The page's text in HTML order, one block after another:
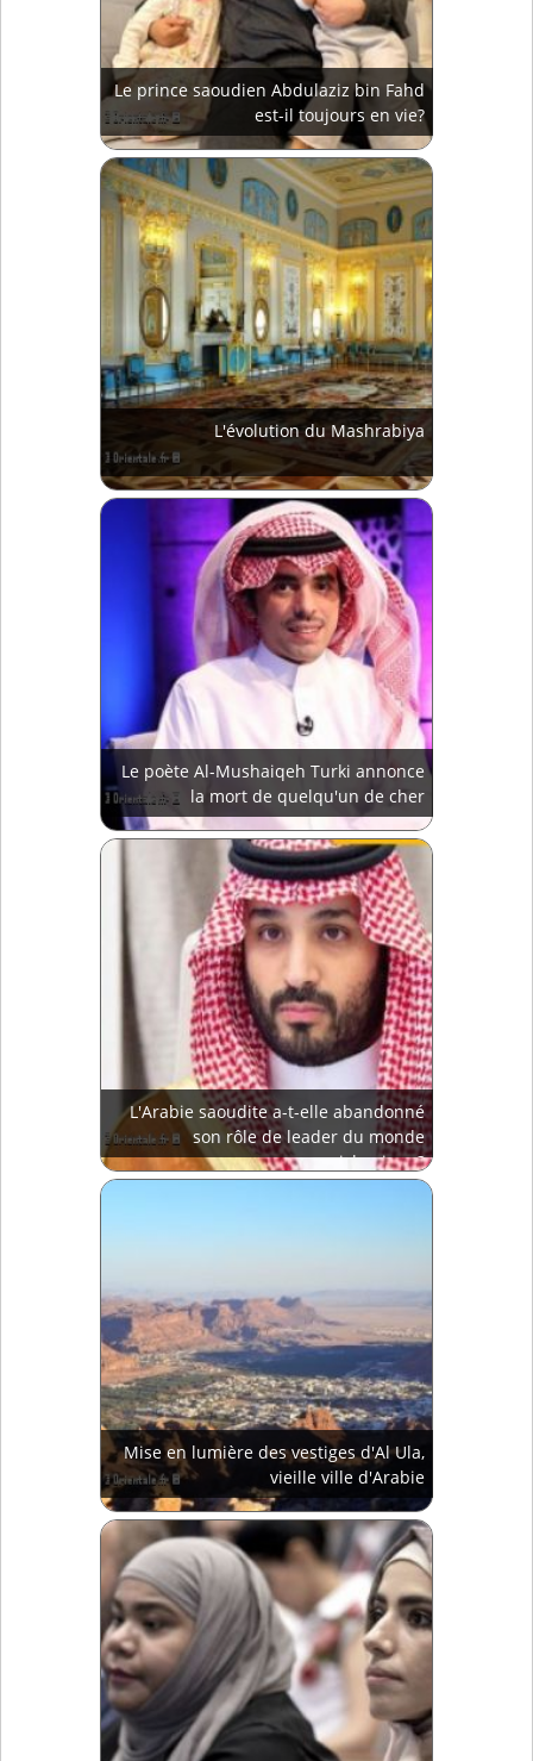
Le prince saoudien Abdulaziz bin Fahd
est-il toujours en vie?
L'évolution du Mashrabiya
Le poète Al-Mushaiqeh Turki annonce
la mort de quelqu'un de cher
L'Arabie saoudite a-t-elle abandonné
son rôle de leader du monde
islamique?
Mise en lumière des vestiges d'Al Ula,
vieille ville d'Arabie